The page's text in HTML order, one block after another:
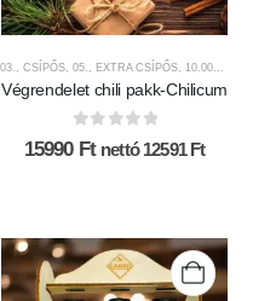
,AJÁNDÉK TERMÉKEK, CHILI
03., CSÍPŐS, 05., EXTRA CSÍPŐS, 10.000FT FELETT
Végrendelet chili pakk-Chilicum
0az 5-ből
15990 Ft nettó12591 Ft